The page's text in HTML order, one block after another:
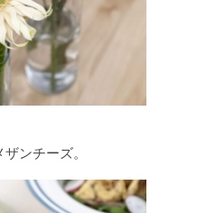
ンチーズ。